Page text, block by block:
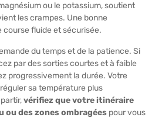
ou le potassium, soutient
les crampes. Une bonne
fluide et sécurisée.
du temps et de la patience. Si
par des sorties courtes et à faible
progressivement la durée. Votre
sa température plus
vérifiez que votre itinéraire
ou des zones ombragées pour vous